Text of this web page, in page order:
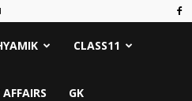
CLASS11
GK